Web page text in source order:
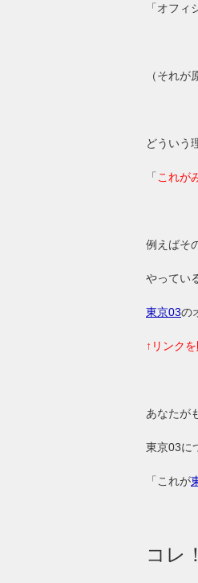
「オフ
（それ
どういう
「これが
例えばそ
やってい
東京03の
↑リンク
あなたが
東京03に
「これが
コレ